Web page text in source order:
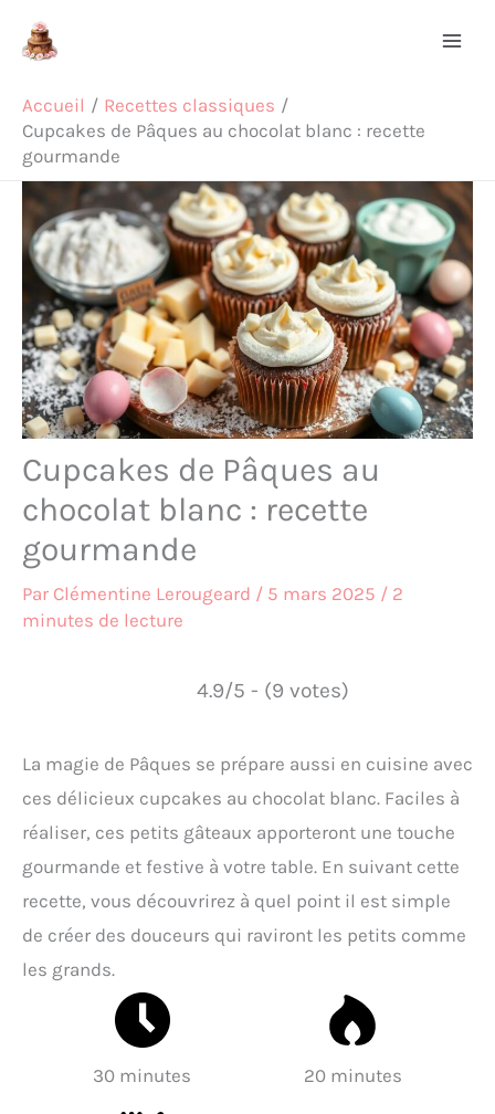
Accueil
Recettes classiques
Cupcakes de Pâques au chocolat blanc : recette
gourmande
Cupcakes de Pâques au
chocolat blanc : recette
gourmande
Par Clémentine Lerougeard / 5 mars 2025 / 2
minutes de lecture
4.9/5 - (9 votes)
La magie de Pâques se prépare aussi en cuisine avec
ces délicieux cupcakes au chocolat blanc. Faciles à
réaliser, ces petits gâteaux apporteront une touche
gourmande et festive à votre table. En suivant cette
recette, vous découvrirez à quel point il est simple
de créer des douceurs qui raviront les petits comme
les grands.
30 minutes 20 minutes
Rechercher